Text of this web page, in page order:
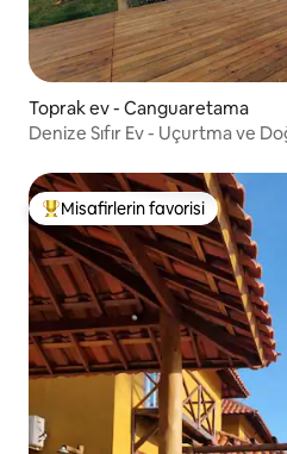
Toprak ev - Canguaretama
Denize Sıfır Ev - Uçurtma ve
Misafirlerin favorilerinden en
Misafirlerin favorisi